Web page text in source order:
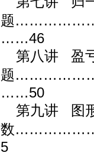
题
……46
第八讲
盈
题
……50
第九讲
图
数
5